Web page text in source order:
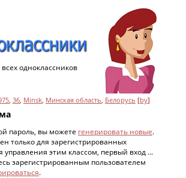
одноклассников
, 36, Minsk, Минская область, Белорусь [by]
пароль, вы можете генерировать новые.
только для зарегистрированных
управления этим классом, первый вход ...
зарегистрированным пользователем
.